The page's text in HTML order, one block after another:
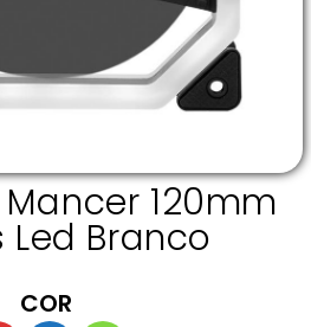
120mm
Branco
COR